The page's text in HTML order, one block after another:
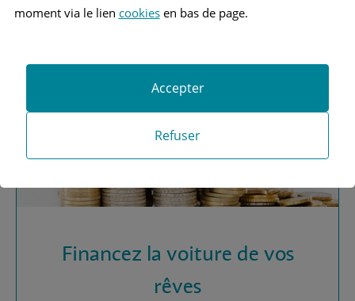
Obtenez vos devis MAAF
Financez la voiture de vos
rêves
moment via le lien cookiesen bas de page.
Refuser
Accepter